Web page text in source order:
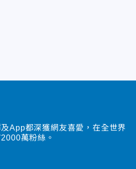
App都深獲網友喜愛，在全世界
萬粉絲。